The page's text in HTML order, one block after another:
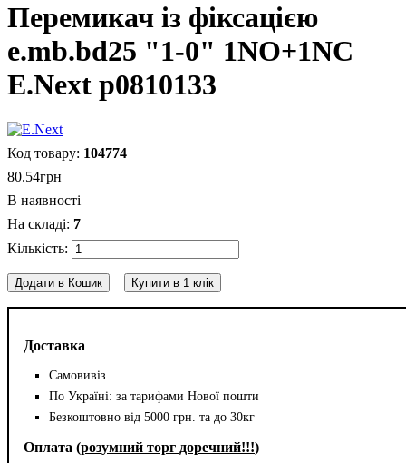
Перемикач із фіксацією
e.mb.bd25 "1-0" 1NO+1NC
E.Next p0810133
Доставка
Самовивіз
По Україні: за тарифами Нової пошти
Безкоштовно від 5000 грн. та до 30кг
Оплата (розумний торг доречний!!!)
104774
80.54грн
В наявності
7
Додати в Кошик Купити в 1 клік